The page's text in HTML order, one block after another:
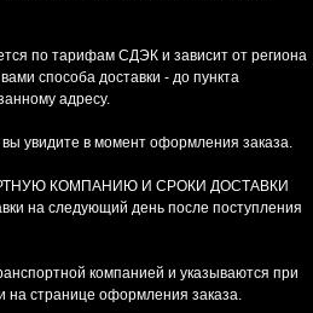
по тарифам СДЭК и зависит от региона
способа доставки - до пункта
адресу.
увидите в момент оформления заказа.
КОМПАНИЮ И СРОКИ ДОСТАВКИ
на следующий день после поступления
компанией и указываются при
на странице оформления заказа.